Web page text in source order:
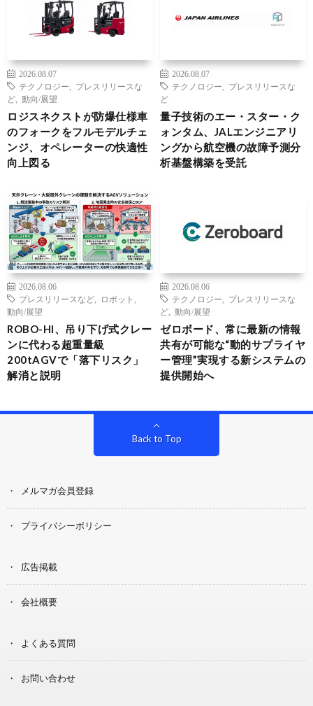
2026.08.07
テクノロジー
プレスリリースな
ど
動向/展望
ロジスネクストが防爆仕様車
のフォークをフルモデルチェ
ンジ、オペレーターの快適性
向上図る
2026.08.07
テクノロジー
プレスリリースな
ど
量子技術のエー・スター・ク
ォンタム、JALエンジニアリ
ングから航空機の故障予測分
析基盤構築を受託
2026.08.06
プレスリリースなど
ロボット
動向/展望
ROBO-HI、吊り下げ式クレー
ンに代わる超重量級
200tAGVで「落下リスク」
解消と説明
2026.08.06
テクノロジー
プレスリリースな
ど
動向/展望
ゼロボード、常に最新の情報
共有が可能な“動的サプライヤ
ー管理”実現する新システムの
提供開始へ
Back to Top
メルマガ会員登録
プライバシーポリシー
広告掲載
会社概要
よくある質問
お問い合わせ